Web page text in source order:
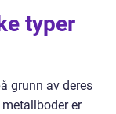
typer
grunn av deres
er